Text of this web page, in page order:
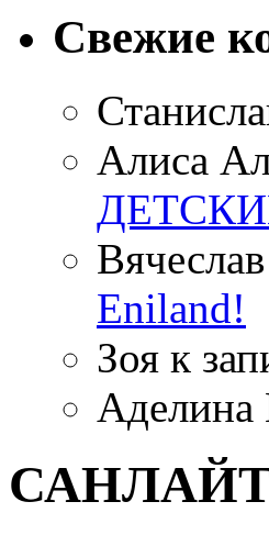
Свежие
Алиса
Вячеслав
Eniland!
Зоя к
Аделина